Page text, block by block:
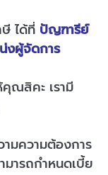
ได้ที่ ปัญฑารีย์
งผู้จัดการ
ณสิคะ เรามี
มความต้องการ
ารถกำหนดเบี้ย